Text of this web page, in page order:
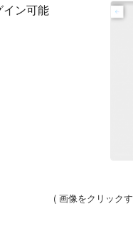
イン可能
( 画像をクリック